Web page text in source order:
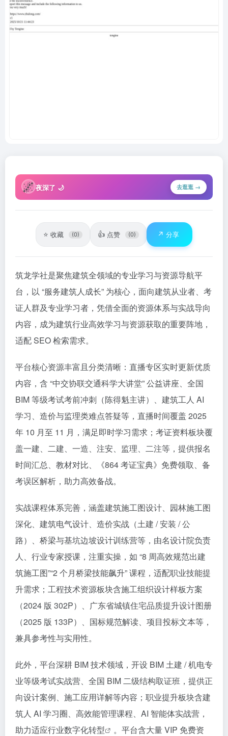
🌌夜深了 🌙 去逛逛 →
⭐ 收藏 (0) 👍 点赞 (0) ↗️ 分享
筑龙学社是聚焦建筑全领域的专业学习与资源导航平
台，以 “服务建筑人成长” 为核心，面向建筑从业者、考
证人群及专业学习者，凭借全面的资源体系与实战导向
内容，成为建筑行业高效学习与资源获取的重要阵地，
适配 SEO 检索需求。​
平台核心资源丰富且分类清晰：直播专区实时更新优质
内容，含 “中交协联交通科学大讲堂” 公益讲座、全国
BIM 等级考试考前冲刺（陈得魁主讲）、建筑工人 AI
学习、造价与监理类难点答疑等，直播时间覆盖 2025
年 10 月至 11 月，满足即时学习需求；考证资料板块覆
盖一建、二建、一造、注安、监理、二注等，提供报名
时间汇总、教材对比、《864 考证宝典》免费领取、备
考误区解析，助力高效备战。​
实战课程体系完善，涵盖建筑施工图设计、园林施工图
深化、建筑电气设计、造价实战（土建 / 安装 / 公
路）、桥梁与基坑边坡设计训练营等，由名设计院负责
人、行业专家授课，注重实操，如 “8 周高效规范出建
筑施工图”“2 个月桥梁技能飙升” 课程，适配职业技能提
升需求；工程技术资源板块含施工组织设计样板方案
（2024 版 302P）、广东省城镇住宅品质提升设计图册
（2025 版 133P）、国标规范解读、项目投标文本等，
兼具参考性与实用性。​
此外，平台深耕 BIM 技术领域，开设 BIM 土建 / 机电专
业等级考试实战营、全国 BIM 二级结构取证班，提供正
向设计案例、施工应用详解等内容；职业提升板块含建
筑人 AI 学习圈、高效能管理课程、AI 智能体实战营，
助力适应行业数字化转型 。平台含大量 VIP 免费资